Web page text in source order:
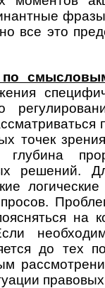
все это
по
точек
глубина
решений.
на
до тех